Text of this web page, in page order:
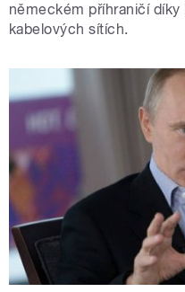
německém příhraničí díky
kabelových sítích.